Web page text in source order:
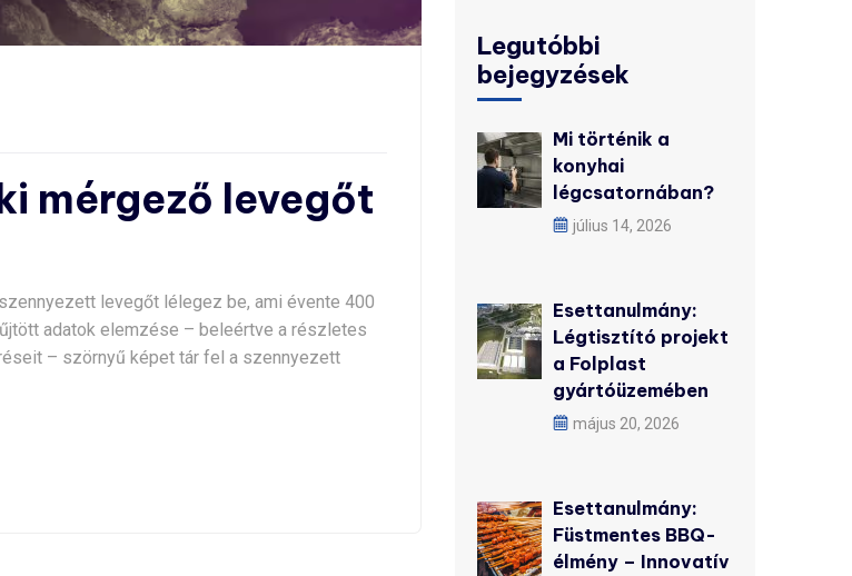
mérgező levegőt
levegőt lélegez be, ami évente 400
adatok elemzése – beleértve a részletes
– szörnyű képet tár fel a szennyezett
Legutóbbi
bejegyzések
Mi történik a
konyhai
légcsatornában?
július 14, 2026
Esettanulmány:
Légtisztító projekt
a Folplast
gyártóüzemében
május 20, 2026
Esettanulmány:
Füstmentes BBQ-
élmény – Innovatív